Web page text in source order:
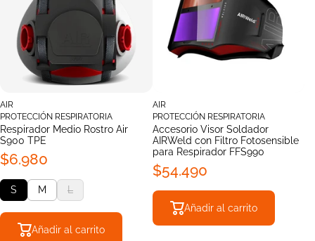
AIR
PROTECCIÓN RESPIRATORIA
Respirador Medio Rostro Air
S900 TPE
$6.980
S M L
Añadir al carrito
AIR
PROTECCIÓN RESPIRATORIA
Accesorio Visor Soldador
AIRWeld con Filtro Fotosensible
para Respirador FFS990
$54.490
Añadir al carrito